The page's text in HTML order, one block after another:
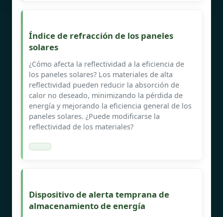
Índice de refracción de los paneles
solares
¿Cómo afecta la reflectividad a la eficiencia de
los paneles solares? Los materiales de alta
reflectividad pueden reducir la absorción de
calor no deseado, minimizando la pérdida de
energía y mejorando la eficiencia general de los
paneles solares. ¿Puede modificarse la
reflectividad de los materiales?
Dispositivo de alerta temprana de
almacenamiento de energía